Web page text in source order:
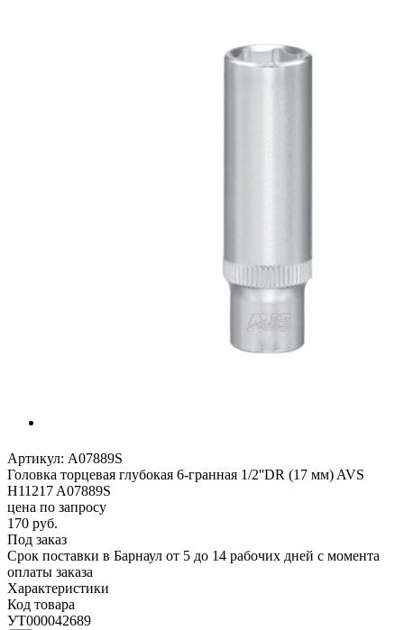
Артикул: A07889S
Головка торцевая глубокая 6-гранная 1/2''DR (17 мм) AVS
H11217 A07889S
цена по запросу
170 руб.
Под заказ
Срок поставки в Барнаул от 5 до 14 рабочих дней с момента
оплаты заказа
Характеристики
Код товара
УТ000042689